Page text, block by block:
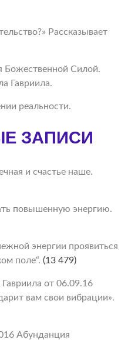
Рассказывает
Божественной Силой.
Гавриила.
реальности.
ЗАПИСИ
и счастье наше.
повышенную энергию.
энергии проявиться
поле“. (13 479)
от 06.09.16
вам свои вибрации».
Абунданция